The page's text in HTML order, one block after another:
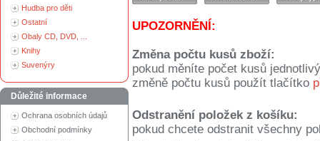
Hudba pro děti
Ostatní
Obaly CD, DVD, ...
Knihy
Suvenýry
Důležité informace
Ochrana osobních údajů
Obchodní podmínky
UPOZORNĚNÍ:
Změna počtu kusů zboží:
pokud měníte počet kusů
změně počtu kusů použít tlačítko
Odstranění položek z košíku:
pokud chcete odstranit všechny